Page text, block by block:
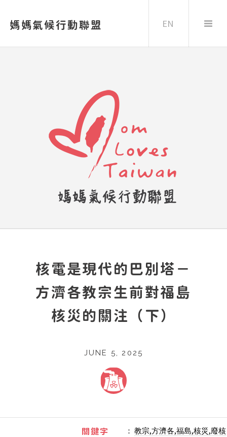
媽媽氣候行動聯盟 EN
核電是現代的巴別塔－
方濟各教宗生前對福島
核災的關注（下）
JUNE 5, 2025
關鍵字 ： 教宗,方濟各,福島,核災,廢核